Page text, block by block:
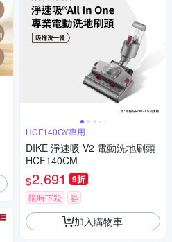
HCF140GY專用
DIKE 淨速吸 V2 電動洗地刷頭
HCF140CM
$2,691 9折
限時下殺 券
加入購物車